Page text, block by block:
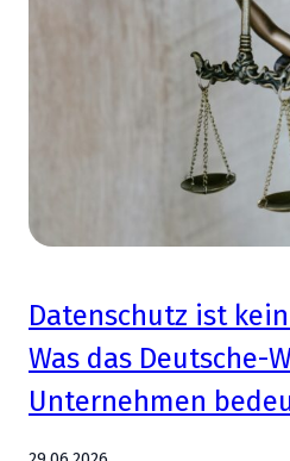
Datenschutz ist
Was das Deutsche-
Unternehmen